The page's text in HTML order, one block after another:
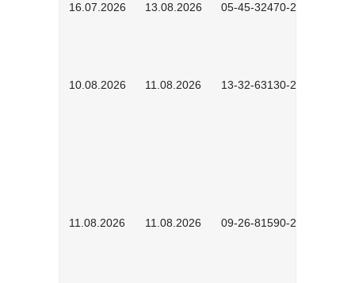
16.07.2026 13.08.2026 05-45-32470-2601
10.08.2026 11.08.2026 13-32-63130-2601
11.08.2026 11.08.2026 09-26-81590-2604